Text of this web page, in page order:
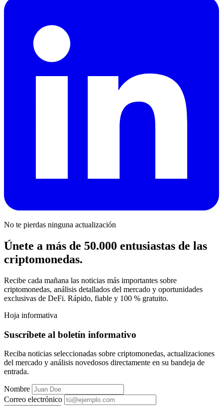
No te pierdas ninguna actualización
Únete a más de 50.000 entusiastas de las
criptomonedas.
Recibe cada mañana las noticias más importantes sobre
criptomonedas, análisis detallados del mercado y oportunidades
exclusivas de DeFi. Rápido, fiable y 100 % gratuito.
Hoja informativa
Suscríbete al boletín informativo
Reciba noticias seleccionadas sobre criptomonedas, actualizaciones
del mercado y análisis novedosos directamente en su bandeja de
entrada.
Nombre
Correo electrónico